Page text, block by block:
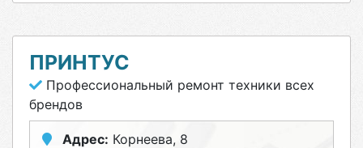
ПРИНТУС
Профессиональный ремонт техники всех
брендов
Адрес: Корнеева, 8